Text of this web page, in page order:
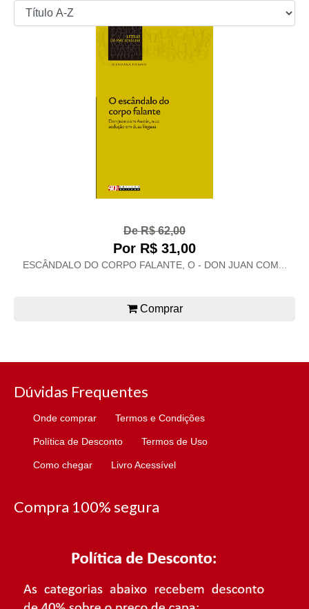
De R$ 62,00
Por R$ 31,00
ESCÂNDALO DO CORPO FALANTE, O - DON JUAN COM...
Comprar
Dúvidas Frequentes
Onde comprar Termos e Condições
Política de Desconto Termos de Uso
Como chegar Livro Acessível
Compra 100% segura